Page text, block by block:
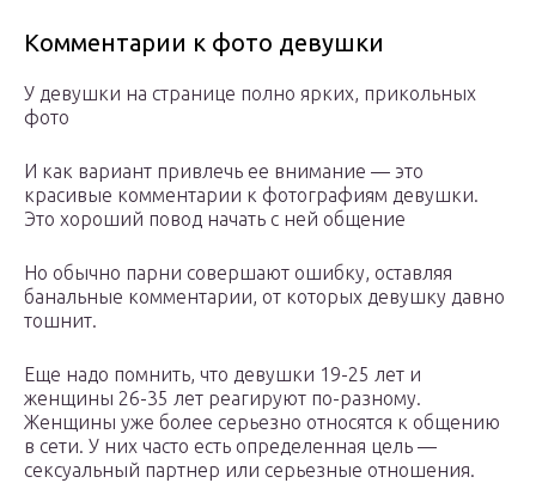
Комментарии к фото девушки
У девушки на странице полно ярких, прикольных
фото
И как вариант привлечь ее внимание — это
красивые комментарии к фотографиям девушки.
Это хороший повод начать с ней общение
Но обычно парни совершают ошибку, оставляя
банальные комментарии, от которых девушку давно
тошнит.
Еще надо помнить, что девушки 19-25 лет и
женщины 26-35 лет реагируют по-разному.
Женщины уже более серьезно относятся к общению
в сети. У них часто есть определенная цель —
сексуальный партнер или серьезные отношения.